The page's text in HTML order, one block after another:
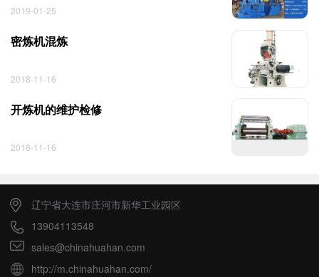
2019-01-25
密炼机混炼
2018-11-16
开炼机的维护检修
2018-11-16
辽宁省大连市庄河市新华工业园区
13904113548
sales@chinahuahan.com
http://m.chinahuahan.com/